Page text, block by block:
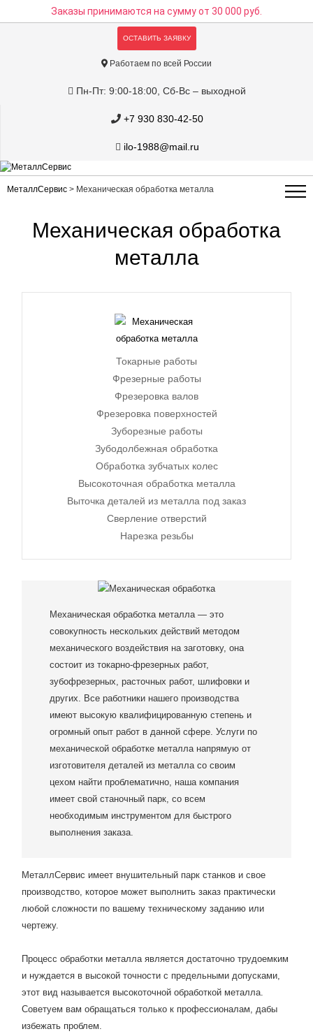
Заказы принимаются на суммуот 30 000 руб.
ОСТАВИТЬ ЗАЯВКУ
Работаем по всей России
Пн-Пт: 9:00-18:00, Сб-Вс – выходной
+7 930 830-42-50
ilo-1988@mail.ru
МеталлСервис > Механическая обработка металла
Механическая обработка
металла
Токарные работы
Фрезерные работы
Фрезеровка валов
Фрезеровка поверхностей
Зуборезные работы
Зубодолбежная обработка
Обработка зубчатых колес
Высокоточная обработка металла
Выточка деталей из металла под заказ
Сверление отверстий
Нарезка резьбы
Механическая обработка металла — это
совокупность нескольких действий методом
механического воздействия на заготовку, она
состоит из токарно-фрезерных работ,
зубофрезерных, расточных работ, шлифовки и
других. Все работники нашего производства
имеют высокую квалифицированную степень и
огромный опыт работ в данной сфере. Услуги по
механической обработке металла напрямую от
изготовителя деталей из металла со своим
цехом найти проблематично, наша компания
имеет свой станочный парк, со всем
необходимым инструментом для быстрого
выполнения заказа.
МеталлСервис имеет внушительный парк станков и свое
производство, которое может выполнить заказ практически
любой сложности по вашему техническому заданию или
чертежу.
Процесс обработки металла является достаточно трудоемким
и нуждается в высокой точности с предельными допусками,
этот вид называется высокоточной обработкой металла.
Советуем вам обращаться только к профессионалам, дабы
избежать проблем.